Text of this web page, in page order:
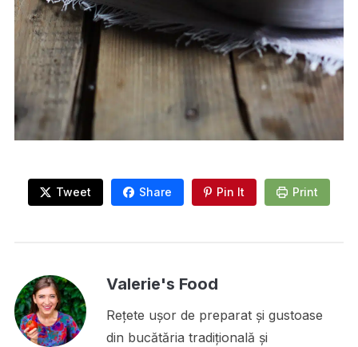
Tweet Share Pin It Print
Valerie's Food
Rețete ușor de preparat și gustoase
din bucătăria tradițională și